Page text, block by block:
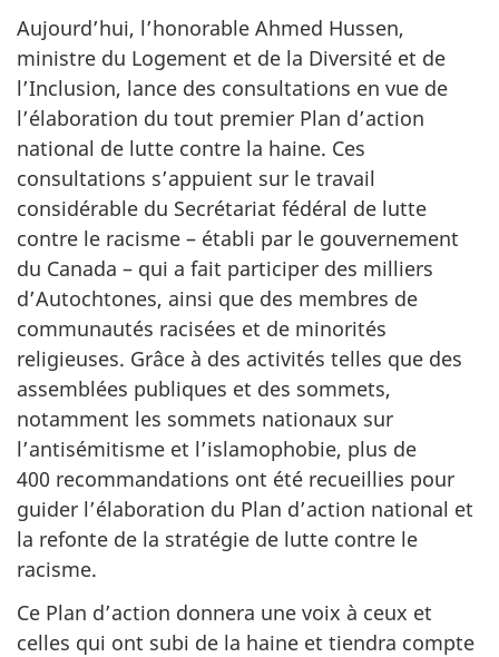
Aujourd’hui, l’honorable Ahmed Hussen,
ministre du Logement et de la Diversité et de
l’Inclusion, lance des consultations en vue de
l’élaboration du tout premier Plan d’action
national de lutte contre la haine. Ces
consultations s’appuient sur le travail
considérable du Secrétariat fédéral de lutte
contre le racisme – établi par le gouvernement
du Canada – qui a fait participer des milliers
d’Autochtones, ainsi que des membres de
communautés racisées et de minorités
religieuses. Grâce à des activités telles que des
assemblées publiques et des sommets,
notamment les sommets nationaux sur
l’antisémitisme et l’islamophobie, plus de
400 recommandations ont été recueillies pour
guider l’élaboration du Plan d’action national et
la refonte de la stratégie de lutte contre le
racisme.
Ce Plan d’action donnera une voix à ceux et
celles qui ont subi de la haine et tiendra compte